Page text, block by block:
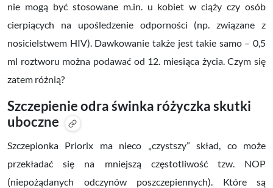
nie mogą być stosowane m.in. u kobiet w ciąży czy osób
cierpiących na upośledzenie odporności (np. związane z
nosicielstwem HIV). Dawkowanie także jest takie samo – 0,5
ml roztworu można podawać od 12. miesiąca życia. Czym się
zatem różnią?
Szczepienie odra świnka różyczka skutki
uboczne
Szczepionka Priorix ma nieco „czystszy” skład, co może
przekładać się na mniejszą częstotliwość tzw. NOP
(niepożądanych odczynów poszczepiennych). Które są